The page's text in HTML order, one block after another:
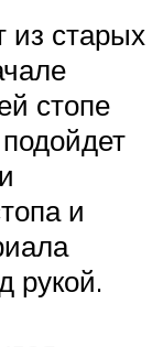
из старых
стопе
и
рукой.